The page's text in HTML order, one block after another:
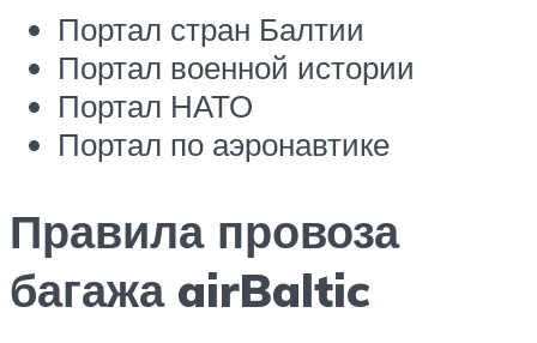
Портал стран Балтии
Портал военной истории
Портал НАТО
Портал по аэронавтике
Правила провоза
багажа airBaltic